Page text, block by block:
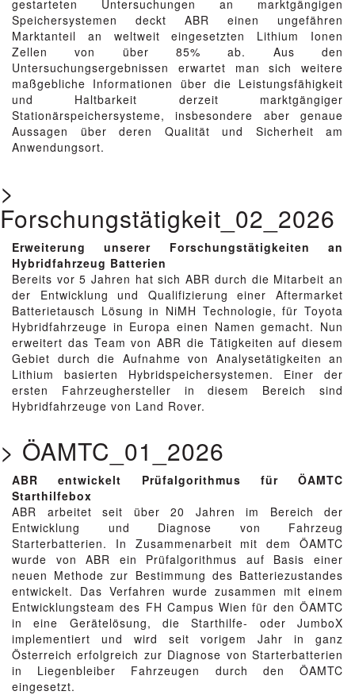
gestarteten Untersuchungen an marktgängigen
Speichersystemen deckt ABR einen ungefähren
Marktanteil an weltweit eingesetzten Lithium Ionen
Zellen von über 85% ab. Aus den
Untersuchungsergebnissen erwartet man sich weitere
maßgebliche Informationen über die Leistungsfähigkeit
und Haltbarkeit derzeit marktgängiger
Stationärspeichersysteme, insbesondere aber genaue
Aussagen über deren Qualität und Sicherheit am
Anwendungsort.
>
Forschungstätigkeit_02_2026
Erweiterung unserer Forschungstätigkeiten an
Hybridfahrzeug Batterien
Bereits vor 5 Jahren hat sich ABR durch die Mitarbeit an
der Entwicklung und Qualifizierung einer Aftermarket
Batterietausch Lösung in NiMH Technologie, für Toyota
Hybridfahrzeuge in Europa einen Namen gemacht. Nun
erweitert das Team von ABR die Tätigkeiten auf diesem
Gebiet durch die Aufnahme von Analysetätigkeiten an
Lithium basierten Hybridspeichersystemen. Einer der
ersten Fahrzeughersteller in diesem Bereich sind
Hybridfahrzeuge von Land Rover.
> ÖAMTC_01_2026
ABR entwickelt Prüfalgorithmus für ÖAMTC
Starthilfebox
ABR arbeitet seit über 20 Jahren im Bereich der
Entwicklung und Diagnose von Fahrzeug
Starterbatterien. In Zusammenarbeit mit dem ÖAMTC
wurde von ABR ein Prüfalgorithmus auf Basis einer
neuen Methode zur Bestimmung des Batteriezustandes
entwickelt. Das Verfahren wurde zusammen mit einem
Entwicklungsteam des FH Campus Wien für den ÖAMTC
in eine Gerätelösung, die Starthilfe- oder JumboX
implementiert und wird seit vorigem Jahr in ganz
Österreich erfolgreich zur Diagnose von Starterbatterien
in Liegenbleiber Fahrzeugen durch den ÖAMTC
eingesetzt.